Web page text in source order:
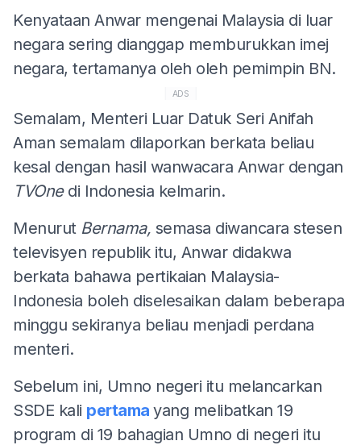
Kenyataan Anwar mengenai Malaysia di luar
negara sering dianggap memburukkan imej
negara, tertamanya oleh oleh pemimpin BN.
ADS
Semalam, Menteri Luar Datuk Seri Anifah
Aman semalam dilaporkan berkata beliau
kesal dengan hasil wanwacara Anwar dengan
TVOne di Indonesia kelmarin.
Menurut Bernama, semasa diwancara stesen
televisyen republik itu, Anwar didakwa
berkata bahawa pertikaian Malaysia-
Indonesia boleh diselesaikan dalam beberapa
minggu sekiranya beliau menjadi perdana
menteri.
Sebelum ini, Umno negeri itu melancarkan
SSDE kali pertama yang melibatkan 19
program di 19 bahagian Umno di negeri itu